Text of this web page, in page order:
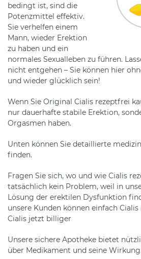
bedingt ist, sind die
Potenzmittel effektiv.
Sie verhelfen einem
Mann, wieder Erektion
zu haben und ein
normales Sexualleben zu führen.
nicht entgehen – Sie können hier
und wieder glücklich sein!
Wenn Sie Original Cialis rezeptfrei
nur dauerhafte stabile Erektion,
Orgasmen haben.
Unten können Sie detaillierte
finden.
Fragen Sie sich, wo und wie Cialis
tatsächlich kein Problem, weil in
Lösung der erektilen Dysfunktion
unsere Kunden können einfach
Cialis jetzt billiger
Unsere sichere Apotheke bietet
über Medikament und seine